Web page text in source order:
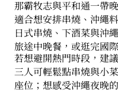
那霸牧志與平和通一帶
適合想安排串燒、沖繩
日式串燒、下酒菜與沖
旅途中晚餐，或逛完國
若想避開熱門時段，建
三人可輕鬆點串燒與小
座位；想感受沖繩夜晚